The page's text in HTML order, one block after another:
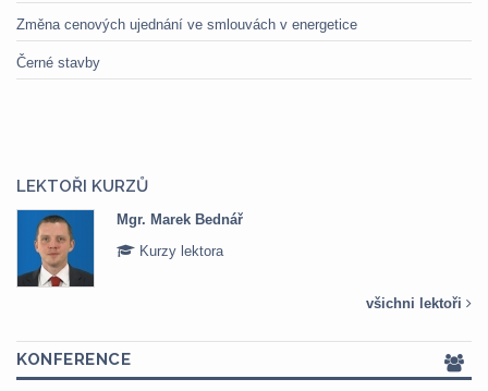
Změna cenových ujednání ve smlouvách v energetice
Černé stavby
LEKTOŘI KURZŮ
Mgr. Marek Bednář
Kurzy lektora
všichni lektoři
KONFERENCE